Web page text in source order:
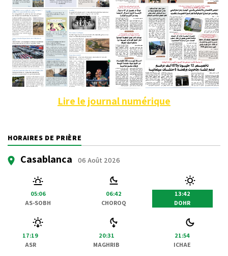
Lire le journal numérique
HORAIRES DE PRIÈRE
Casablanca 06 Août 2026
05:06
AS-SOBH
06:42
CHOROQ
13:42
DOHR
17:19
ASR
20:31
MAGHRIB
21:54
ICHAE